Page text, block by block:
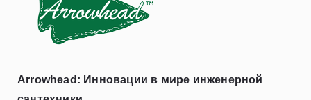
Arrowhead: Инновации в мире инженерной